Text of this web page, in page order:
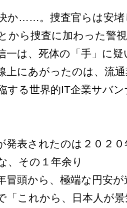
か……。捜査官らは安堵
から捜査に加わった警
一は、死体の「手」に
上にあがったのは、流
する世界的IT企業サバ
発表されたのは２０２
、その１年余り
冒頭から、極端な円安
「これから、日本人が